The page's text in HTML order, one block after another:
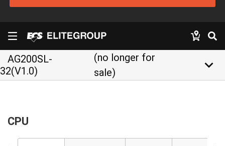
AG200SL-
32(V1.0)
(no longer for
sale)
keyboard_arrow_down
CPU